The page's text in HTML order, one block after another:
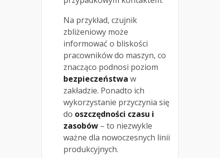
Na przykład, czujnik
zbliżeniowy może
informować o bliskości
pracowników do maszyn, co
znacząco podnosi poziom
bezpieczeństwa w
zakładzie. Ponadto ich
wykorzystanie przyczynia się
do oszczędności czasu i
zasobów – to niezwykle
ważne dla nowoczesnych linii
produkcyjnych.